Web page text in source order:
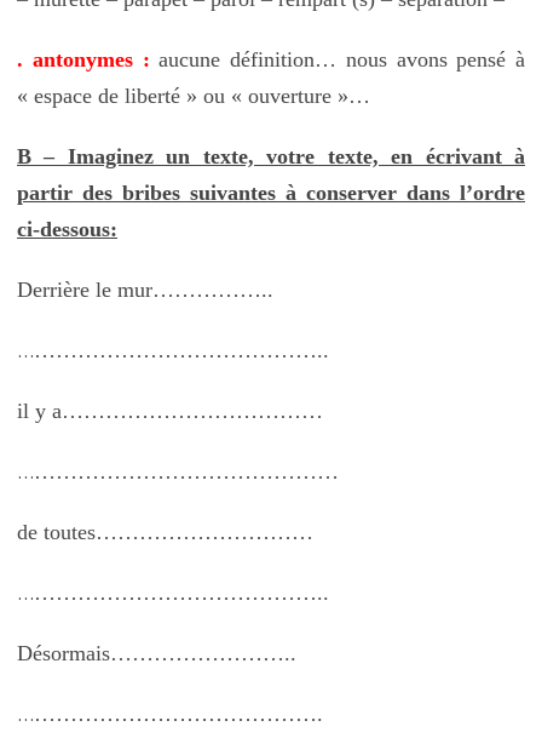
. antonymes : aucune définition… nous avons pensé à
« espace de liberté » ou « ouverture »…
B – Imaginez un texte, votre texte, en écrivant à
partir des bribes suivantes à conserver dans l’ordre
ci-dessous:
Derrière le mur……………..
……………………………………..
il y a………………………………
………………………………………
de toutes…………………………
……………………………………..
Désormais……………………..
…………………………………….